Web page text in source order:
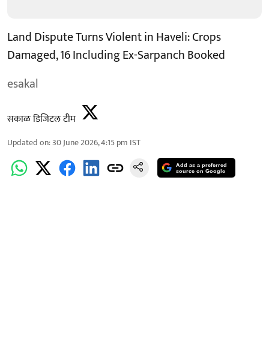
Land Dispute Turns Violent in Haveli: Crops
Damaged, 16 Including Ex-Sarpanch Booked
esakal
सकाळ डिजिटल टीम
Updated on:30 June 2026, 4:15 pm IST
Add as a preferred
source on Google